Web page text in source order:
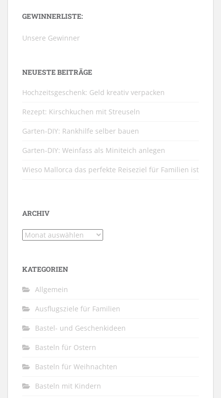
GEWINNERLISTE:
Unsere Gewinner
NEUESTE BEITRÄGE
Hochzeitsgeschenk: Geld kreativ verpacken
Rezept: Kirschkuchen mit Streuseln
Garten-DIY: Rankhilfe selber bauen
Garten-DIY: Weinfass als Miniteich anlegen
Wieso Mallorca das perfekte Reiseziel für Familien ist
ARCHIV
Archiv
KATEGORIEN
Allgemein
Ausflugsziele für Familien
Bastel- und Geschenkideen
Basteln für Ostern
Basteln für Weihnachten
Basteln mit Kindern